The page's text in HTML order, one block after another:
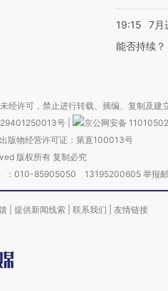
19:15
7月
能否持续？
许可，禁止进行转载、摘编、复制及建
号
京公网安备
出版物经营许可证：第直100013号
版权所有 复制必究
）：010-85905050 13195200605 举报
提供新闻线索 联系我们 友情链接